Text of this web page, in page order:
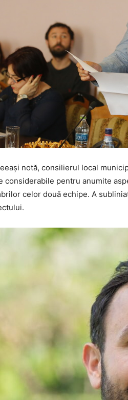
notă, consilierul local
considerabile pentru anumite
celor două echipe. A